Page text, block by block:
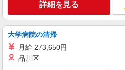
キープ
アルバイト パート
すき家 4号福島松浪店
すき家の店舗ス
詳細を見る
大学病院の清掃
月給 273,650円
品川区